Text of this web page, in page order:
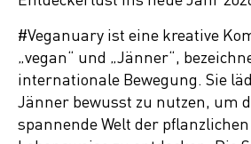
#Veganuary ist eine kreative
„vegan“ und „Jänner“,
internationale Bewegung. Sie
Jänner bewusst zu nutzen, um
spannende Welt der